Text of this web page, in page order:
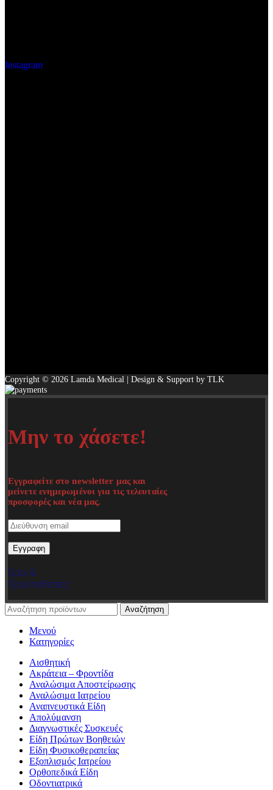
Instagram
Copyright © 2026 Lamda Medical | Design & Support by TLK
Μην το χάσετε!
Εγγραφείτε στο newsletter μας και
μείνετε ενημερωμένοι για τις τελευταίες
προσφορές και νέα μας.
Όροι &
Προϋποθέσεις
Αναζήτηση
Μενού
Κατηγορίες
Αισθητική
Ακράτεια – Φροντίδα
Αναλώσιμα Αποστείρωσης
Αναλώσιμα Ιατρείου
Αναπνευστικά Είδη
Απολύμανση
Διαγνωστικές Συσκευές
Είδη Πρώτων Βοηθειών
Είδη Φυσικοθεραπείας
Εξοπλισμός Ιατρείου
Ορθοπεδικά Είδη
Οδοντιατρικά